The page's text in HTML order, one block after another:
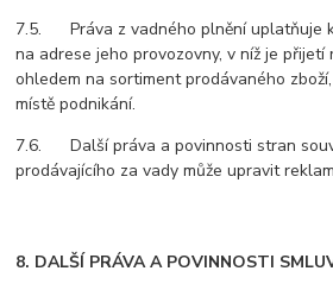
7.5. Práva z vadného plnění uplatňuje
na adrese jeho provozovny, v níž je přijetí
ohledem na sortiment prodávaného
místě podnikání.
7.6. Další práva a povinnosti stran
prodávajícího za vady může upravit
8. DALŠÍ PRÁVA A POVINNOSTI